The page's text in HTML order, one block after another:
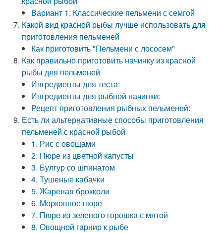
Вариант 1: Классические пельмени с семгой
Какой вид красной рыбы лучше использовать для
приготовления пельменей
Как приготовить "Пельмени с лососем"
Как правильно приготовить начинку из красной
рыбы для пельменей
Ингредиенты для теста:
Ингредиенты для рыбной начинки:
Рецепт приготовления рыбных пельменей:
Есть ли альтернативные способы приготовления
пельменей с красной рыбой
1. Рис с овощами
2. Пюре из цветной капусты
3. Булгур со шпинатом
4. Тушеные кабачки
5. Жареная брокколи
6. Морковное пюре
7. Пюре из зеленого горошка с мятой
8. Овощной гарнир к рыбе